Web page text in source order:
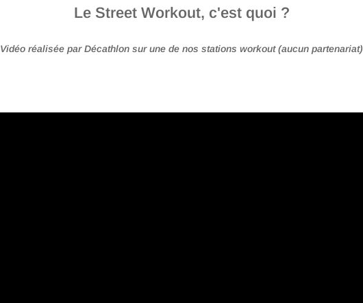
Le Street Workout, c'est quoi ?
Vidéo réalisée par Décathlon sur une de nos stations workout (aucun partenariat)